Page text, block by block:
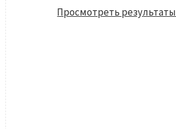
Просмотреть результаты